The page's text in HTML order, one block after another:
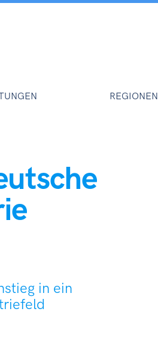
REGIONEN
in ein